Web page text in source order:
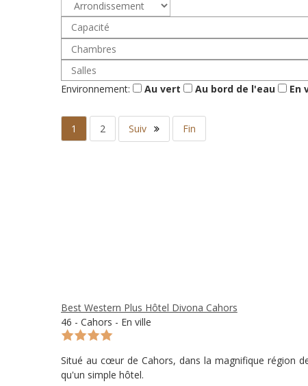
Environnement: Au vert Au bord de l'eau En
1 2 Suiv Fin
Best Western Plus Hôtel Divona Cahors
46 - Cahors - En ville
Situé au cœur de Cahors, dans la magnifique région
qu'un simple hôtel.